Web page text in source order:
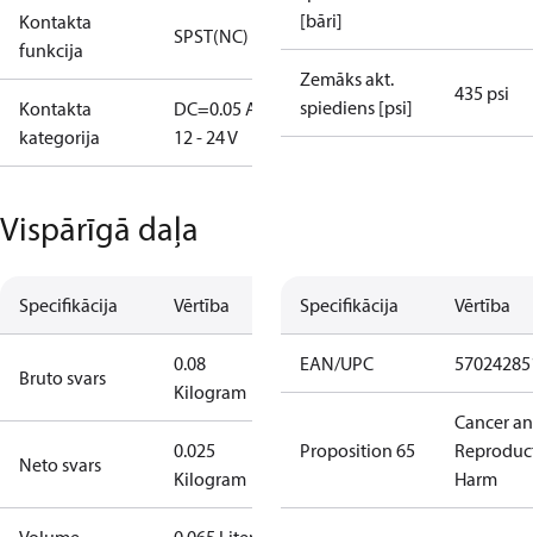
Kontakta
funkcija
SPST(NC)
Kontakta
kategorija
DC=0.05 A,
12 - 24 V
[bāri]
Zemāks akt.
spiediens [psi]
435 psi
Vispārīgā daļa
Specifikācija Vērtība
Bruto svars
0.08
Kilogram
Neto svars
0.025
Kilogram
Specifikācija Vērtība
EAN/UPC
Proposition 65
Cancer
Harm